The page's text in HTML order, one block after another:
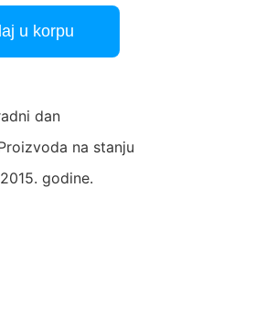
u korpu
dan
na stanju
godine.